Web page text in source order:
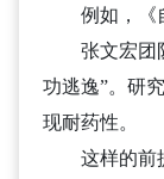
例如，《
张文宏团
功逃逸”。研
现耐药性。
这样的前